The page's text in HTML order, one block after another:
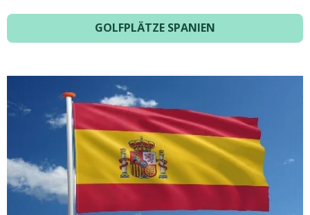
GOLFPLÄTZE SPANIEN